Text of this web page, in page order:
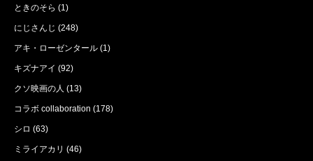
ときのそら (1)
にじさんじ (248)
アキ・ローゼンタール (1)
キズナアイ (92)
クソ映画の人 (13)
コラボ collaboration (178)
シロ (63)
ミライアカリ (46)